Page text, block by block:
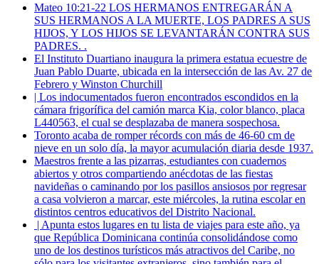
Mateo 10:21-22 LOS HERMANOS ENTREGARÁN A
SUS HERMANOS A LA MUERTE, LOS PADRES A SUS
HIJOS, Y LOS HIJOS SE LEVANTARÁN CONTRA SUS
PADRES. .
El Instituto Duartiano inaugura la primera estatua ecuestre de
Juan Pablo Duarte, ubicada en la intersección de las Av. 27 de
Febrero y Winston Churchill
| Los indocumentados fueron encontrados escondidos en la
cámara frigorífica del camión marca Kia, color blanco, placa
L440563, el cual se desplazaba de manera sospechosa.
Toronto acaba de romper récords con más de 46-60 cm de
nieve en un solo día, la mayor acumulación diaria desde 1937.
Maestros frente a las pizarras, estudiantes con cuadernos
abiertos y otros compartiendo anécdotas de las fiestas
navideñas o caminando por los pasillos ansiosos por regresar
a casa volvieron a marcar, este miércoles, la rutina escolar en
distintos centros educativos del Distrito Nacional.
| Apunta estos lugares en tu lista de viajes para este año, ya
que República Dominicana continúa consolidándose como
uno de los destinos turísticos más atractivos del Caribe, no